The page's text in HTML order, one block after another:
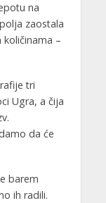
na
zaostala
–
tri
Ugra, a čija
da će
barem
ih radili.